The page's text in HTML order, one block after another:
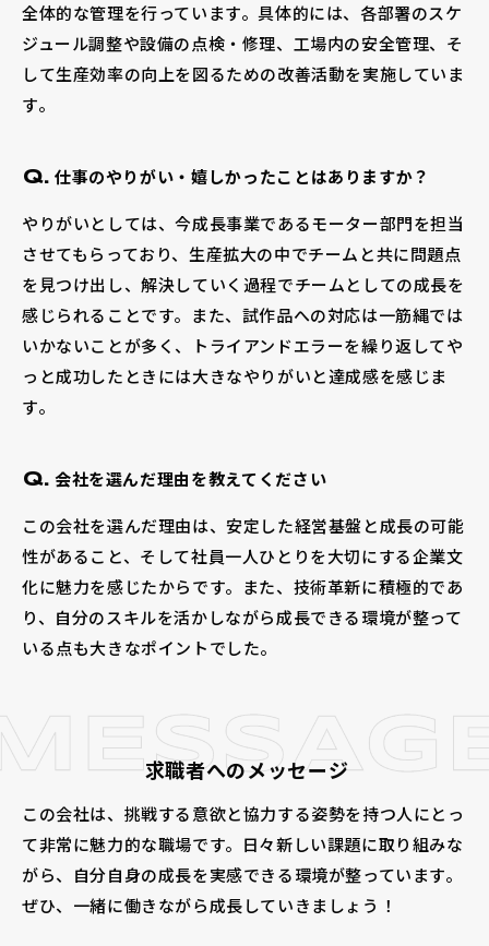
全体的な管理を行っています。具体的には、各部署のスケ
ジュール調整や設備の点検・修理、工場内の安全管理、そ
して生産効率の向上を図るための改善活動を実施していま
す。
Q. 仕事のやりがい・嬉しかったことはありますか？
やりがいとしては、今成長事業であるモーター部門を担当
させてもらっており、生産拡大の中でチームと共に問題点
を見つけ出し、解決していく過程でチームとしての成長を
感じられることです。また、試作品への対応は一筋縄では
いかないことが多く、トライアンドエラーを繰り返してや
っと成功したときには大きなやりがいと達成感を感じま
す。
Q. 会社を選んだ理由を教えてください
この会社を選んだ理由は、安定した経営基盤と成長の可能
性があること、そして社員一人ひとりを大切にする企業文
化に魅力を感じたからです。また、技術革新に積極的であ
り、自分のスキルを活かしながら成長できる環境が整って
いる点も大きなポイントでした。
求職者へのメッセージ
この会社は、挑戦する意欲と協力する姿勢を持つ人にとっ
て非常に魅力的な職場です。日々新しい課題に取り組みな
がら、自分自身の成長を実感できる環境が整っています。
ぜひ、一緒に働きながら成長していきましょう！